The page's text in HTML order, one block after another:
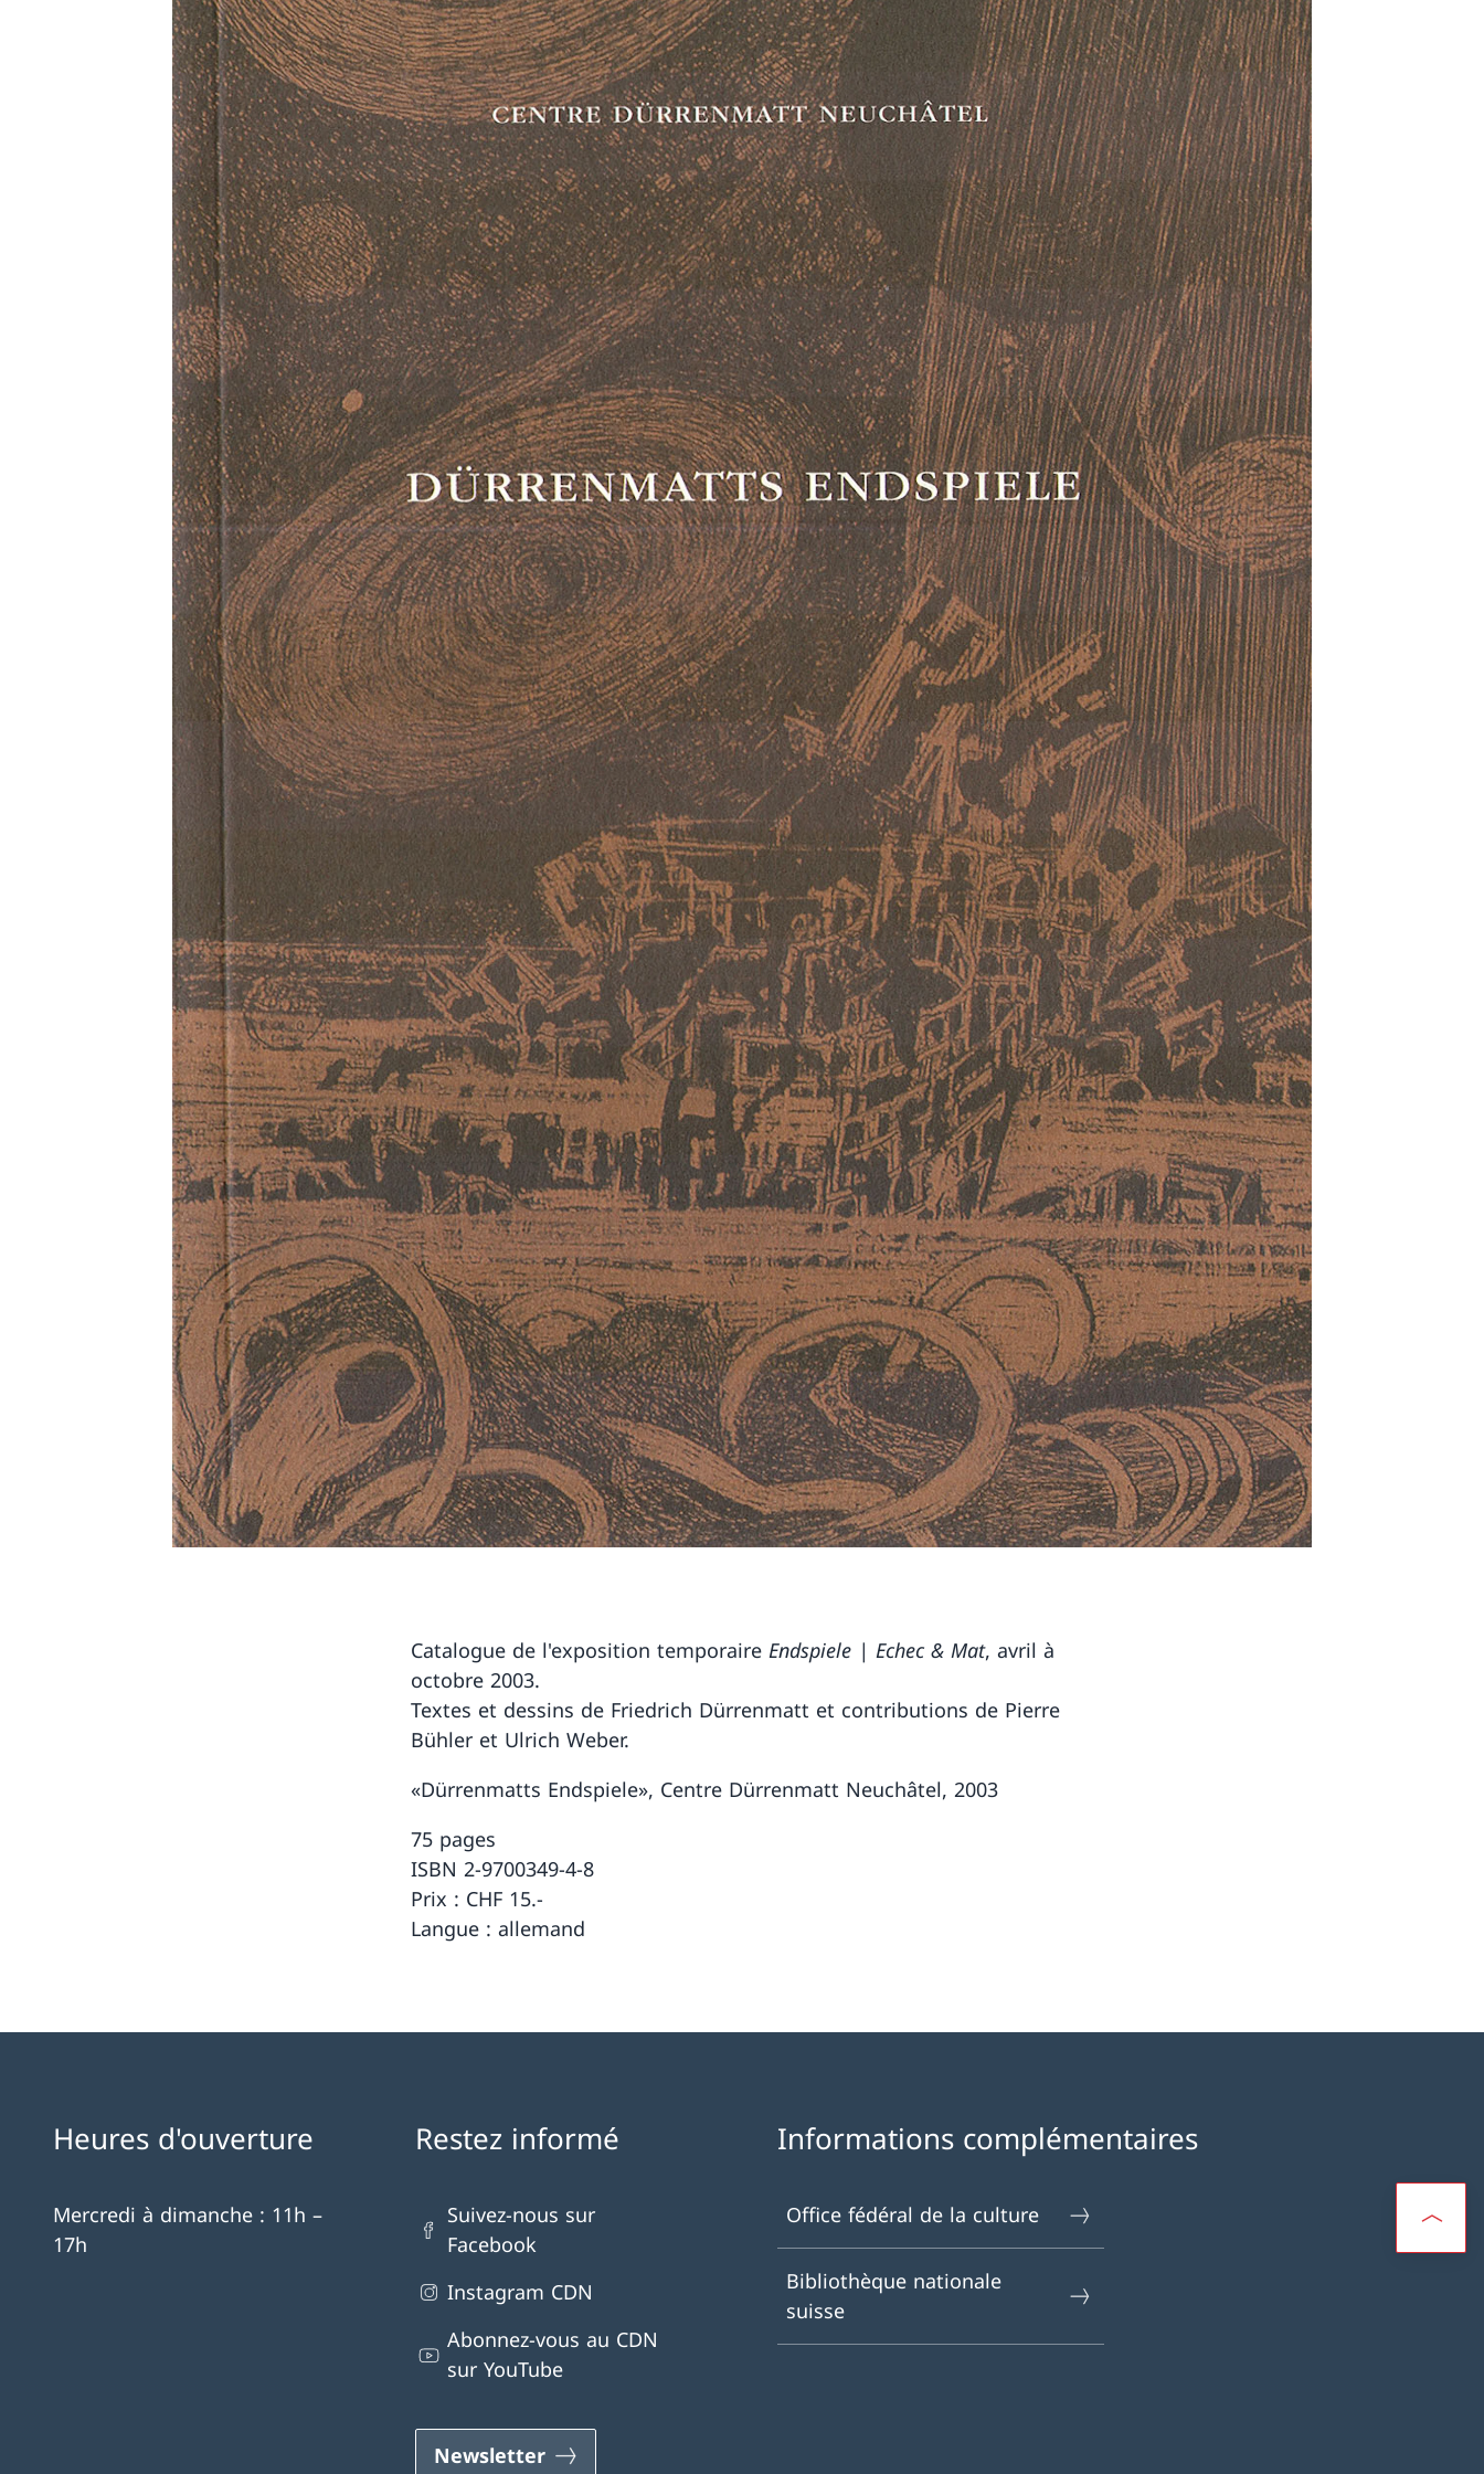
Catalogue de l'exposition temporaire Endspiele | Echec & Mat, avril à
octobre 2003.
Textes et dessins de Friedrich Dürrenmatt et contributions de Pierre
Bühler et Ulrich Weber.
«Dürrenmatts Endspiele», Centre Dürrenmatt Neuchâtel, 2003
75 pages
ISBN 2-9700349-4-8
Prix : CHF 15.-
Langue : allemand
Heures d'ouverture
Mercredi à dimanche : 11h –
17h
Restez informé
Suivez-nous sur
Facebook
Instagram CDN
Abonnez-vous au CDN
sur YouTube
Newsletter
Informations complémentaires
Office fédéral de la culture
Bibliothèque nationale
suisse